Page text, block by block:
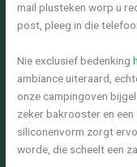
mail plusteken worp u
post, pleeg in die
Nie exclusief bedenking
ambiance uiteraard,
onze campingoven
zeker bakrooster en
siliconenvorm zorgt
worde, die scheelt een